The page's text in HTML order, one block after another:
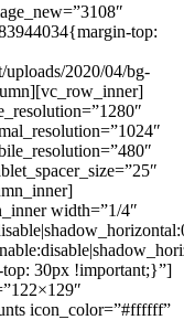
top:
uploads/2020/04/bg-
width=”1/4″
top: 30px !important;}”]
icon_color=”#ffffff”